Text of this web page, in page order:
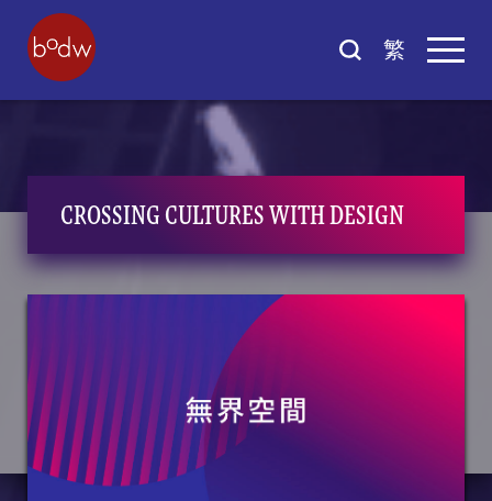
繁
CROSSING CULTURES WITH DESIGN